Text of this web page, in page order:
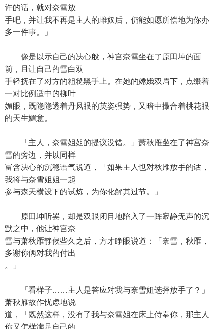
许的话，就对奈雪放
手吧，并让我不再是主人的雌奴后，仍能如愿所偿地为你办
多一件事。」
像是以示自己的决心般，神宫奈雪坐在了原田坤的面
前，且让自己的雪白双
手轻抚在了对方的粗糙黑手上。在她的嫦娥双眉下，点缀着
一对比例适中的柳叶
媚眼，既隐隐透着丹凤眼的英姿强势，又暗中撮合着桃花眼
的天生媚意。
「主人，奈雪姐姐的提议没错。」萧秋雁坐在了神宫奈
雪的旁边，并以同样
富含决心的沉稳语气说道，「如果主人也对秋雁放手的话，
我将与奈雪姐姐一起
参与森天横设下的试炼，为你化解其过节。」
原田坤听罢，却是双眼闭目地陷入了一阵寂静无声的沉
默之中，他让神宫奈
雪与萧秋雁静候些久之后，方才睁眼说道：「奈雪，秋雁，
多谢你俩对我的付出
。」
「看样子……主人是答应对我与奈雪姐选择放手了？」
萧秋雁故作忧虑地说
道，「既然这样，没有了我与奈雪姐在床上侍奉你，那主人
你又怎样满足自己的